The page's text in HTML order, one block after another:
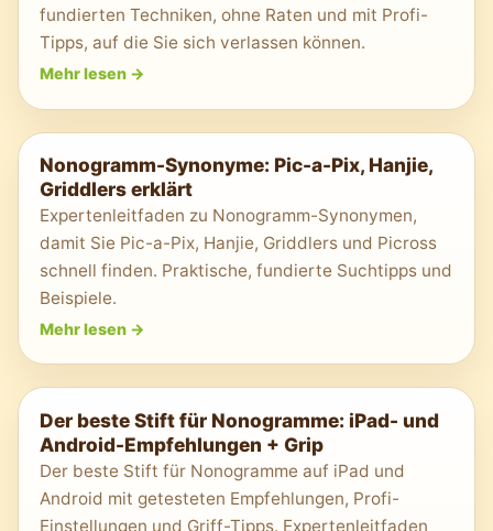
fundierten Techniken, ohne Raten und mit Profi-
Tipps, auf die Sie sich verlassen können.
Mehr lesen ->
Nonogramm-Synonyme: Pic-a-Pix, Hanjie,
Griddlers erklärt
Expertenleitfaden zu Nonogramm-Synonymen,
damit Sie Pic-a-Pix, Hanjie, Griddlers und Picross
schnell finden. Praktische, fundierte Suchtipps und
Beispiele.
Mehr lesen ->
Der beste Stift für Nonogramme: iPad- und
Android-Empfehlungen + Grip
Der beste Stift für Nonogramme auf iPad und
Android mit getesteten Empfehlungen, Profi-
Einstellungen und Griff-Tipps. Expertenleitfaden